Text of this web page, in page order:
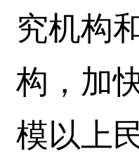
究机构
构，加
模以上